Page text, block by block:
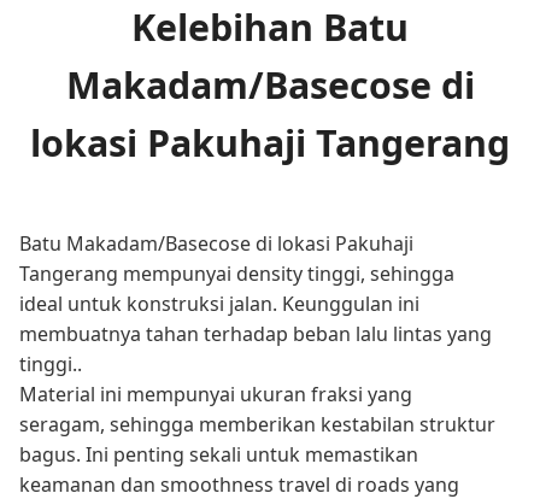
Kelebihan Batu
Makadam/Basecose di
lokasi Pakuhaji Tangerang
Batu Makadam/Basecose di lokasi Pakuhaji
Tangerang mempunyai density tinggi, sehingga
ideal untuk konstruksi jalan. Keunggulan ini
membuatnya tahan terhadap beban lalu lintas yang
tinggi..
Material ini mempunyai ukuran fraksi yang
seragam, sehingga memberikan kestabilan struktur
bagus. Ini penting sekali untuk memastikan
keamanan dan smoothness travel di roads yang